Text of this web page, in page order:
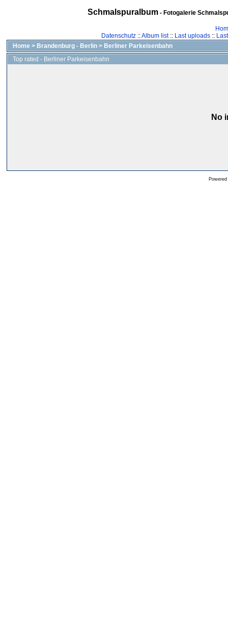
Schmalspuralbum- Fotogalerie
Datenschutz::Album list:: Last uploads::
Home > Brandenburg - Berlin > Berliner Parkeisenbahn
Top rated - Berliner Parkeisenbahn
No